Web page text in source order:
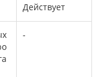
Действует
-